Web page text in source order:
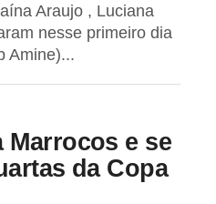
Araujo , Luciana
nesse primeiro dia
Amine)...
Marrocos e se
da Copa